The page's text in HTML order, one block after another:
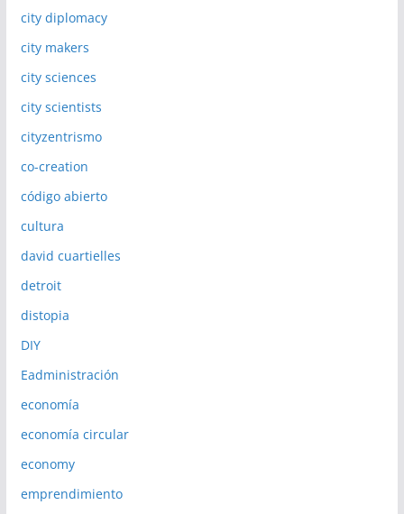
city diplomacy
city makers
city sciences
city scientists
cityzentrismo
co-creation
código abierto
cultura
david cuartielles
detroit
distopia
DIY
Eadministración
economía
economía circular
economy
emprendimiento